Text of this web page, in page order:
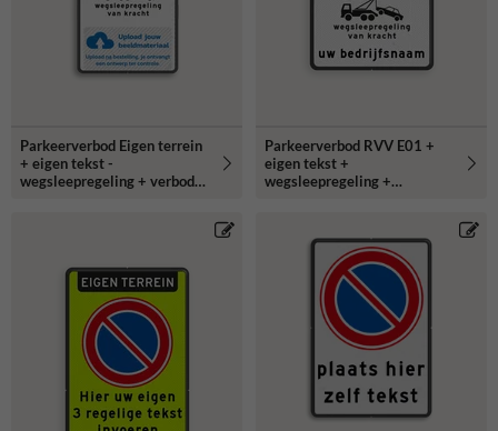
Parkeerverbod Eigen terrein
+ eigen tekst -
wegsleepregeling + verboden
Parkeerverbod RVV E01 +
eigen tekst +
wegsleepregeling +